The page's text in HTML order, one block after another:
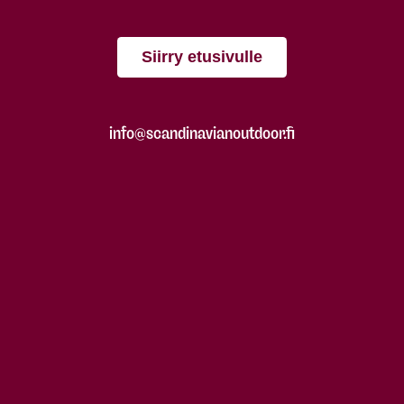
Siirry etusivulle
info@scandinavianoutdoor.fi